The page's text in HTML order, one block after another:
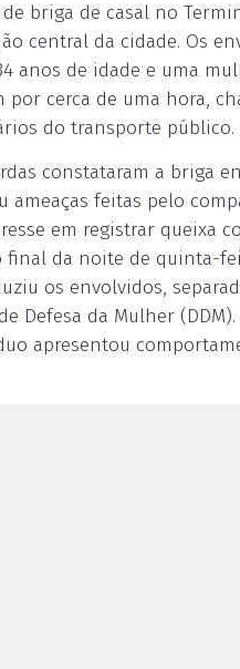
briga de casal no
central da cidade. Os
anos de idade e uma
por cerca de uma hora,
do transporte público.
constataram a briga
ameaças feitas pelo
em registrar queixa
final da noite de quinta-
os envolvidos,
Defesa da Mulher
apresentou